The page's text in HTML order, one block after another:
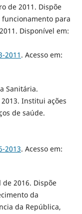
de 2011. Dispõe
para
Disponível em:
2011 . Acesso em:
Sanitária.
2013. Institui ações
de saúde.
2013. Acesso em:
de 2016. Dispõe
da
da República,